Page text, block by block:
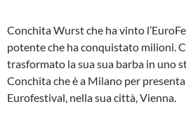
Conchita Wurst che ha vinto
potente che ha conquistato milioni.
trasformato la sua sua barba in uno
Conchita che è a Milano per
Eurofestival, nella sua città, Vienna.